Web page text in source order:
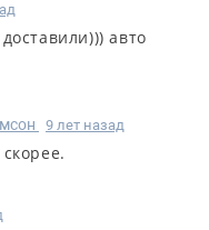
авто
9 лет назад